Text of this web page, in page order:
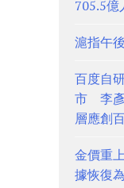
705.5億
滬指午
百度自
市 李彥
層應創
金價重
據恢復